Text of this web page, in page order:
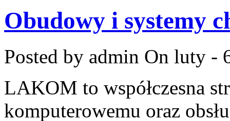
Obudowy i systemy
Posted by admin On luty -
LAKOM to współczesna
komputerowemu oraz